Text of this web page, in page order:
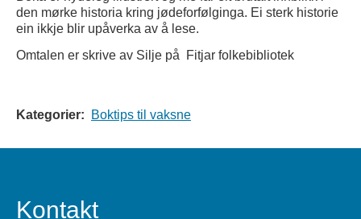
den mørke historia kring jødeforfølginga. Ei sterk historie
ein ikkje blir upåverka av å lese.
Omtalen er skrive av Silje på Fitjar folkebibliotek
Kategorier: Boktips til vaksne
Kontakt